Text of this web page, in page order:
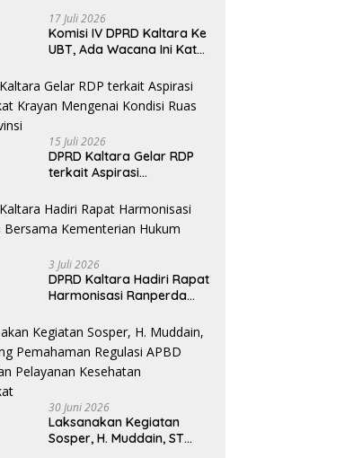
17 Juli 2026
Komisi IV DPRD Kaltara Ke
UBT, Ada Wacana Ini Kata
Arfah
15 Juli 2026
DPRD Kaltara Gelar RDP
terkait Aspirasi
Mengenai Kondisi Ruas
Jalan Provinsi
3 Juli 2026
DPRD Kaltara Hadiri Rapat
Harmonisasi Ranperda
Hukum Kaltim
30 Juni 2026
Laksanakan Kegiatan
Sosper, H. Muddain, ST